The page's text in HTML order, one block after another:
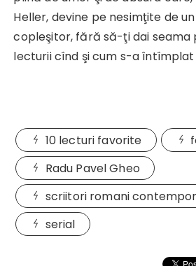
Heller, devine pe nesimţite de
copleşitor, fără să-ţi dai seama
lecturii cînd şi cum s-a întîmplat
10 lecturi favorite
Radu Pavel Gheo
scriitori romani
serial